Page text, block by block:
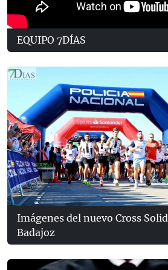
EQUIPO 7DÍAS
Imágenes del nuevo Cross
Badajoz